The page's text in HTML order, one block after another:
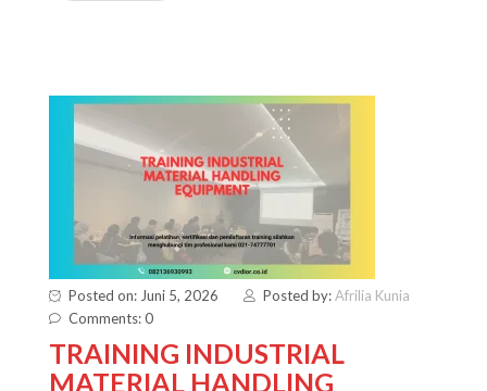
Posted on: Juni 5, 2026 Posted by:Afrilia Kunia
Comments: 0
TRAINING INDUSTRIAL
MATERIAL HANDLING